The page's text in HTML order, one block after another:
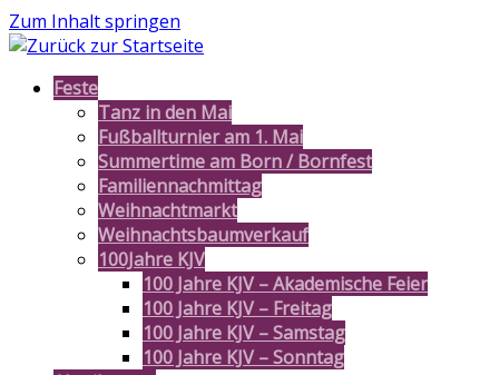
Zum Inhalt springen
Feste
Tanz in den Mai
Fußballturnier am 1. Mai
Summertime am Born / Bornfest
Familiennachmittag
Weihnachtmarkt
Weihnachtsbaumverkauf
100Jahre KJV
100 Jahre KJV – Akademische Feier
100 Jahre KJV – Freitag
100 Jahre KJV – Samstag
100 Jahre KJV – Sonntag